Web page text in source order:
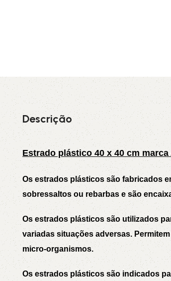
3L 3VX
A AX
CX D
PL SPA
XPA XPB
Descrição
Estrado plástico 40 x 40 cm
Osestrados plásticossão fabricados
sobressaltos ou rebarbas e são
Os estrados plásticossão utilizados
variadas situações adversas.
micro-organismos.
Os estrados plásticossão indicados